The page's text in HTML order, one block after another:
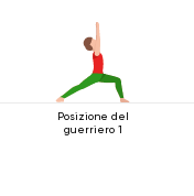
Posizione del
guerriero 1